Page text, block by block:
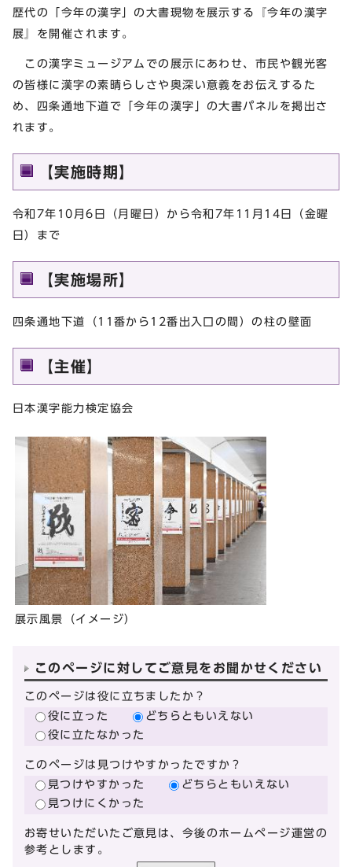
歴代の「今年の漢字」の大書現物を展示する『今年の漢字
展』を開催されます。
この漢字ミュージアムでの展示にあわせ、市民や観光客
の皆様に漢字の素晴らしさや奥深い意義をお伝えするた
め、四条通地下道で「今年の漢字」の大書パネルを掲出さ
れます。
【実施時期】
令和7年10月6日（月曜日）から令和7年11月14日（金曜
日）まで
【実施場所】
四条通地下道（11番から12番出入口の間）の柱の壁面
【主催】
日本漢字能力検定協会
展示風景（イメージ）
このページに対してご意見をお聞かせください
このページは役に立ちましたか？
役に立った
どちらともいえない
役に立たなかった
このページは見つけやすかったですか？
見つけやすかった
どちらともいえない
見つけにくかった
お寄せいただいたご意見は、今後のホームページ運営の
参考とします。